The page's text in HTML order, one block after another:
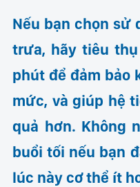
Nếu bạn chọn sử
trưa, hãy tiêu
phút để đảm bảo
mức, và giúp hệ
quả hơn. Không
buổi tối nếu bạn
lúc này cơ thể ít